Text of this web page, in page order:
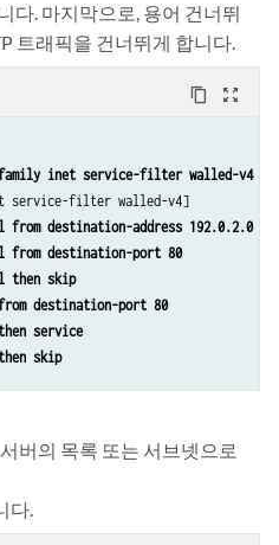
다. 마지막으로, 용어 건너뛰
트래픽을 건너뛰게 합니다.
content_copy zoom_out_map
inet service-filter walled-v4
filter walled-v4]
from destination-address 192.0.2.0
from destination-port 80
then skip
destination-port 80
service
skip
버의 목록 또는 서브넷으로
다.